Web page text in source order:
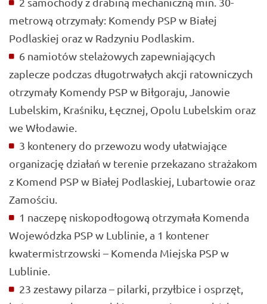
metrową otrzymały: Komendy PSP w Białej
Podlaskiej oraz w Radzyniu Podlaskim.
6 namiotów stelażowych zapewniających
zaplecze podczas długotrwałych akcji ratowniczych
otrzymały Komendy PSP w Biłgoraju, Janowie
Lubelskim, Kraśniku, Łęcznej, Opolu Lubelskim oraz
we Włodawie.
3 kontenery do przewozu wody ułatwiające
organizację działań w terenie przekazano strażakom
z Komend PSP w Białej Podlaskiej, Lubartowie oraz
Zamościu.
1 naczepę niskopodłogową otrzymała Komenda
Wojewódzka PSP w Lublinie, a 1 kontener
kwatermistrzowski – Komenda Miejska PSP w
Lublinie.
23 zestawy pilarza – pilarki, przyłbice i osprzęt,